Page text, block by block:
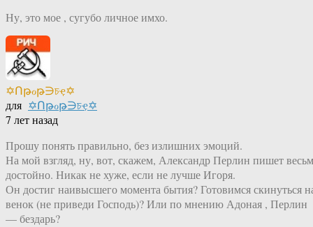
Ну, это мое , сугубо личное имхо.
✡Ոթℴթ∋চҿ✡
для ✡Ոթℴթ∋চҿ✡
7 лет назад
Прошу понять правильно, без излишних эмоций.
На мой взгляд, ну, вот, скажем, Александр Перлин пишет
достойно. Никак не хуже, если не лучше Игоря.
Он достиг наивысшего момента бытия? Готовимся скинуться
венок (не приведи Господь)? Или по мнению Адоная , Перлин
— бездарь?